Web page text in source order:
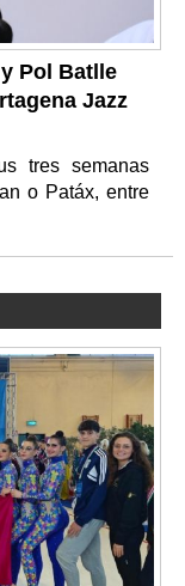
Pol Batlle
Jazz
tres semanas
o Patáx, entre